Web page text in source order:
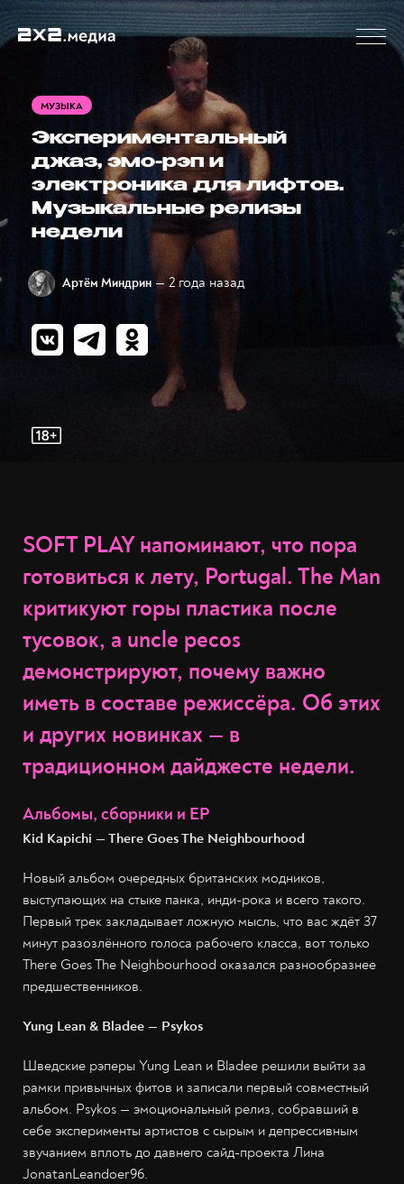
МУЗЫКА
Экспериментальный
джаз, эмо-рэп и
электроника для лифтов.
Музыкальные релизы
недели
Артём Миндрин — 2 года назад
SOFT PLAY напоминают, что пора
готовиться к лету, Portugal. The Man
критикуют горы пластика после
тусовок, а uncle pecos
демонстрируют, почему важно
иметь в составе режиссёра. Об этих
и других новинках — в
традиционном дайджесте недели.
Альбомы, сборники и EP
Kid Kapichi — There Goes The Neighbourhood
Новый альбом очередных британских модников,
выступающих на стыке панка, инди-рока и всего такого.
Первый трек закладывает ложную мысль, что вас ждёт 37
минут разозлённого голоса рабочего класса, вот только
There Goes The Neighbourhood оказался разнообразнее
предшественников.
Yung Lean & Bladee — Psykos
Шведские рэперы Yung Lean и Bladee решили выйти за
рамки привычных фитов и записали первый совместный
альбом. Psykos — эмоциональный релиз, собравший в
себе эксперименты артистов с сырым и депрессивным
звучанием вплоть до давнего сайд-проекта Лина
JonatanLeandoer96.